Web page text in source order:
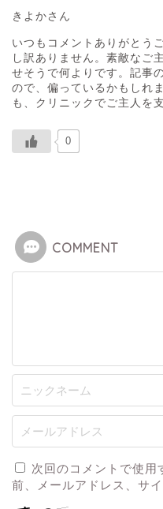
きよかさん
いつもコメントありがとう
し訳ありません。素敵なご
せそうで何よりです。記事
ので、偏っているかもしれ
も、クリニックでご主人を
0
COMMENT
次回のコメントで使用
前、メールアドレス、サイ